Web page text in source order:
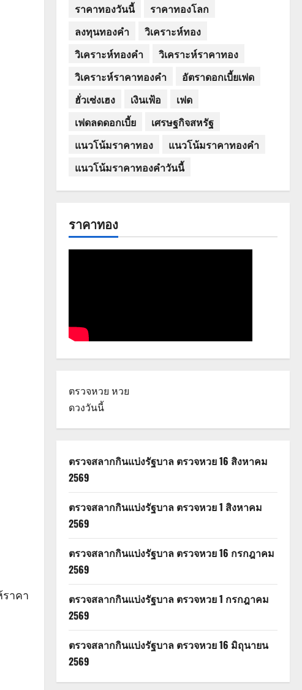
าคา
ราคาทองวันนี้
ราคาทองโลก
ลงทุนทองคำ
วิเคราะห์ทอง
วิเคราะห์ทองคำ
วิเคราะห์ราคาทอง
วิเคราะห์ราคาทองคำ
อัตราดอกเบี้ยเฟด
ฮั่วเซ่งเฮง
เงินเฟ้อ
เฟด
เฟดลดดอกเบี้ย
เศรษฐกิจสหรัฐ
แนวโน้มราคาทอง
แนวโน้มราคาทองคำ
แนวโน้มราคาทองคำวันนี้
ราคาทอง
ตรวจหวย หวย
ดวงวันนี้
ตรวจสลากกินแบ่งรัฐบาล ตรวจหวย 16 สิงหาคม
2569
ตรวจสลากกินแบ่งรัฐบาล ตรวจหวย 1 สิงหาคม
2569
ตรวจสลากกินแบ่งรัฐบาล ตรวจหวย 16 กรกฎาคม
2569
ตรวจสลากกินแบ่งรัฐบาล ตรวจหวย 1 กรกฎาคม
2569
ตรวจสลากกินแบ่งรัฐบาล ตรวจหวย 16 มิถุนายน
2569